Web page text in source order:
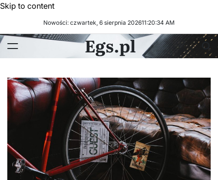
Skip to content
Nowości: czwartek, 6 sierpnia 202611:20:34 AM
Egs.pl